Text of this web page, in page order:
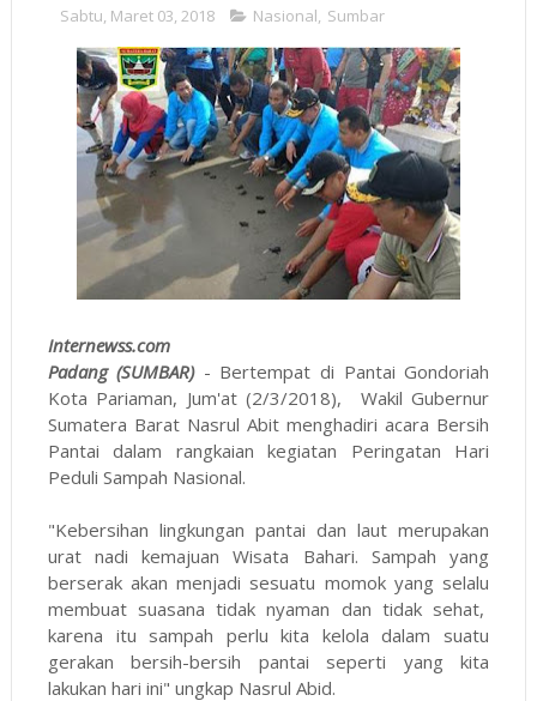
Sabtu, Maret 03, 2018 Nasional, Sumbar
Internewss.com
Padang (SUMBAR)- Bertempat di Pantai Gondoriah
Kota Pariaman, Jum'at (2/3/2018), Wakil Gubernur
Sumatera Barat Nasrul Abit menghadiri acara Bersih
Pantai dalam rangkaian kegiatan Peringatan Hari
Peduli Sampah Nasional.
"Kebersihan lingkungan pantai dan laut merupakan
urat nadi kemajuan Wisata Bahari. Sampah yang
berserak akan menjadi sesuatu momok yang selalu
membuat suasana tidak nyaman dan tidak sehat,
karena itu sampah perlu kita kelola dalam suatu
gerakan bersih-bersih pantai seperti yang kita
lakukan hari ini" ungkap Nasrul Abid.